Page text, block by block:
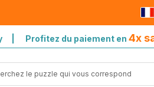
| Profitez du paiement en 4x